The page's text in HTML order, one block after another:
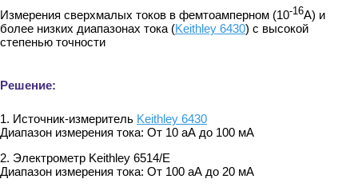
Измерения сверхмалых токов в фемтоамперном (10-16А) и
более низких диапазонах тока (Keithley 6430) с высокой
степенью точности
Решение:
1. Источник-измеритель Keithley 6430
Диапазон измерения тока: От 10 аА до 100 мА
2. Электрометр Keithley 6514/E
Диапазон измерения тока: От 100 аА до 20 мА